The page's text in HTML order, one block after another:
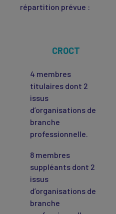
répartition prévue :
CROCT
4 membres
titulaires dont 2
issus
d’organisations de
branche
professionnelle.
8 membres
suppléants dont 2
issus
d’organisations de
branche